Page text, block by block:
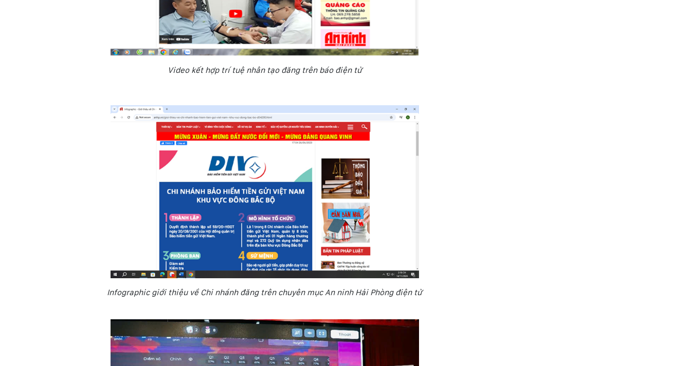
Video kết hợp trí tuệ nhân tạo đăng trên báo điện tử
Infographic giới thiệu về Chi nhánh đăng trên chuyên mục An ninh Hải Phòng điện tử